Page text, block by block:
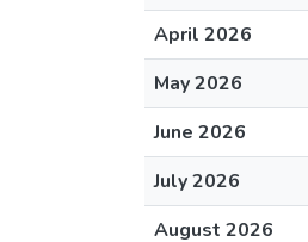
April 2026
May 2026
June 2026
July 2026
August 2026